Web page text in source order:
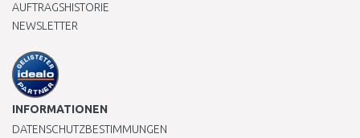
AUFTRAGSHISTORIE
NEWSLETTER
INFORMATIONEN
DATENSCHUTZBESTIMMUNGEN